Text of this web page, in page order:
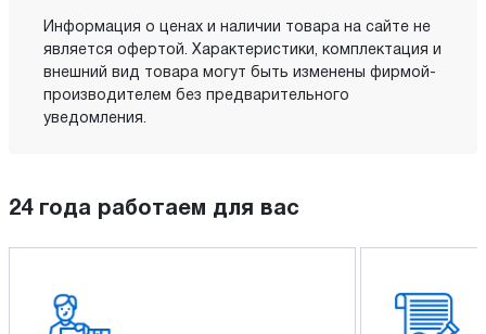
Информация о ценах и наличии товара на сайте не
является офертой. Характеристики, комплектация и
внешний вид товара могут быть изменены фирмой-
производителем без предварительного
уведомления.
24 года работаем для вас